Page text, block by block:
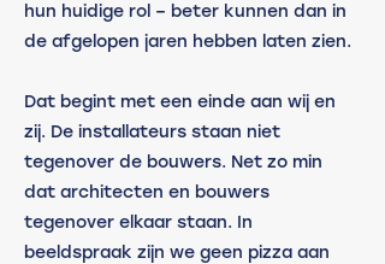
hun huidige rol – beter kunnen dan in
de afgelopen jaren hebben laten zien.
Dat begint met een einde aan wij en
zij. De installateurs staan niet
tegenover de bouwers. Net zo min
dat architecten en bouwers
tegenover elkaar staan. In
beeldspraak zijn we geen pizza aan